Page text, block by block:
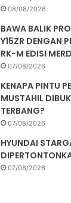
08/08/2026
BAWA BALIK
Y15ZR DENGAN
RK-M EDISI
07/08/2026
KENAPA PINTU
MUSTAHIL
TERBANG?
07/08/2026
HYUNDAI
07/08/2026